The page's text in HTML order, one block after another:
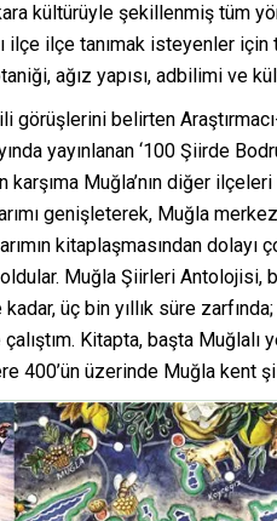
kültürüyle şekillenmiş tüm
ilçe ilçe tanımak isteyenler
ağız yapısı, adbilimi ve
görüşlerini belirten
yayınlanan ‘100 Şiirde
karşıma Muğla’nın diğer
genişleterek, Muğla
kitaplaşmasından
Muğla Şiirleri Antolojisi,
kadar, üç bin yıllık süre
Kitapta, başta Muğlalı
400’ün üzerinde Muğla kent